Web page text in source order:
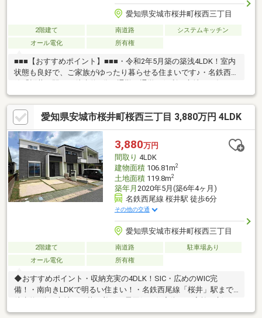
愛知県安城市桜井町桜西三丁目
2階建て 南道路
システムキッチン
オール電化
所有権
■■■【おすすめポイント】■■■・令和2年5月築の築浅4LDK！室内
状態も良好で、ご家族がゆったり暮らせる住まいです♪・名鉄西尾
移動もスムーズです！・約32.3坪のゆとりある敷地に駐車スペー
スを確保。前面道路は約24m公道、間口約7.0mで車の出し入れも
しやすい環境です◎・ウォークインクローゼットやシューズイン
クローク、各居室収納など収納スペースが充実。住空間をすっき
り保てます♪・桜井小学校徒歩約17分、桜井中学校徒歩約13分。
スーパーやコンビニ、ドラッグストアも徒歩圏内に揃う生活便利
な住環境です！毎日の暮らしも快適です♪
愛知県安城市桜井町桜西三丁目 3,880万円 4LDK
3,880万円
間取り 4LDK
建物面積106.81m2
土地面積119.8m2
築年月 2020年5月(築6年4ヶ月)
名鉄西尾線 桜井駅 徒歩6分
その他の交通
愛知県安城市桜井町桜西三丁目
2階建て 南道路
駐車場あり
オール電化
所有権
◆おすすめポイント・収納充実の4DLK！SIC・広めのWIC完
備！・南向きLDKで明るい住まい！・名鉄西尾線「桜井」駅まで
生活をスタート！・水回りを1階北東側に集約！・南面バルコニー